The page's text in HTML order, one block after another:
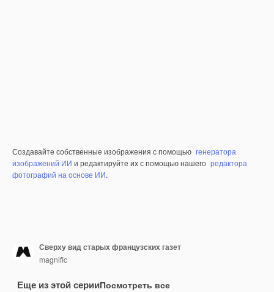
Создавайте собственные изображения с помощью генератора
изображений ИИ и редактируйте их с помощью нашего редактора
фотографий на основе ИИ.
Сверху вид старых французских газет
magnific
Еще из этой серииПосмотреть все